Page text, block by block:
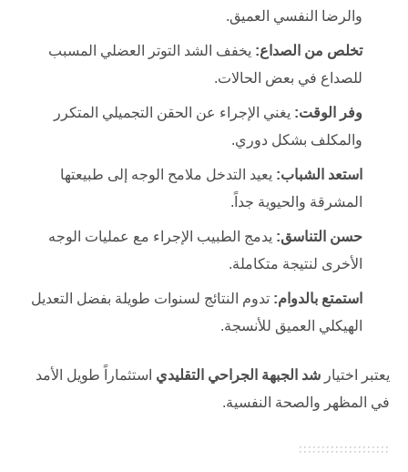
والرضا النفسي العميق.
تخلص من الصداع: يخفف الشد التوتر العضلي المسبب
للصداع في بعض الحالات.
وفر الوقت: يغني الإجراء عن الحقن التجميلي المتكرر
والمكلف بشكل دوري.
استعد الشباب: يعيد التدخل ملامح الوجه إلى طبيعتها
المشرقة والحيوية جداً.
حسن التناسق: يدمج الطبيب الإجراء مع عمليات الوجه
الأخرى لنتيجة متكاملة.
استمتع بالدوام: تدوم النتائج لسنوات طويلة بفضل التعديل
الهيكلي العميق للأنسجة.
يعتبر اختيار شد الجبهة الجراحي التقليدي استثماراً طويل الأمد
في المظهر والصحة النفسية.